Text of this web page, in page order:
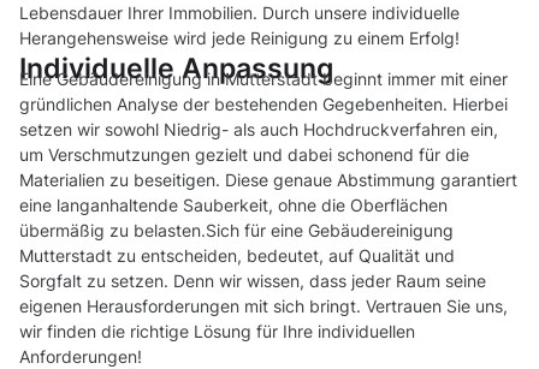
Lebensdauer Ihrer Immobilien. Durch unsere individuelle
Herangehensweise wird jede Reinigung zu einem Erfolg!
Individuelle Anpassung
Eine Gebäudereinigung in Mutterstadt beginnt immer mit einer
gründlichen Analyse der bestehenden Gegebenheiten. Hierbei
setzen wir sowohl Niedrig- als auch Hochdruckverfahren ein,
um Verschmutzungen gezielt und dabei schonend für die
Materialien zu beseitigen. Diese genaue Abstimmung garantiert
eine langanhaltende Sauberkeit, ohne die Oberflächen
übermäßig zu belasten.Sich für eine Gebäudereinigung
Mutterstadt zu entscheiden, bedeutet, auf Qualität und
Sorgfalt zu setzen. Denn wir wissen, dass jeder Raum seine
eigenen Herausforderungen mit sich bringt. Vertrauen Sie uns,
wir finden die richtige Lösung für Ihre individuellen
Anforderungen!